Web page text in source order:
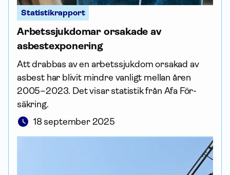
Statistikrapport
Arbets­sjuk­domar orsakade av
asbestexponering
Att drabbas av en arbets­sjuk­dom orsakad av
asbest har blivit mindre vanligt mellan åren
2005–2023. Det visar statistik från Afa För­
säkring.
18 september 2025